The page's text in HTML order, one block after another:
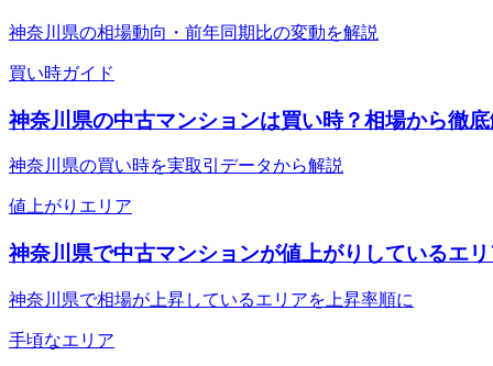
神奈川県の相場動向・前年同期比の変動を解説
買い時ガイド
神奈川県の中古マンションは買い時？相場から徹
神奈川県の買い時を実取引データから解説
値上がりエリア
神奈川県で中古マンションが値上がりしているエ
神奈川県で相場が上昇しているエリアを上昇率順に
手頃なエリア